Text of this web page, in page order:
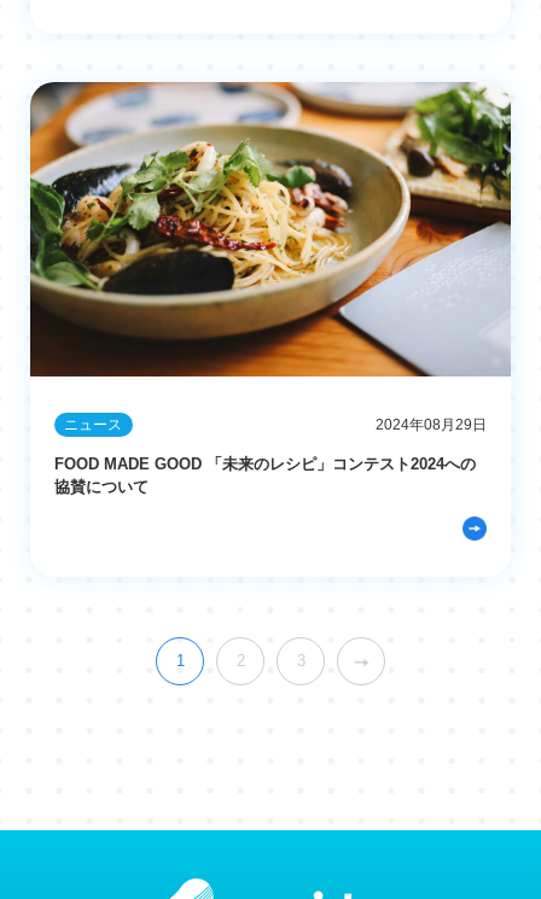
ニュース 2024年08月29日
FOOD MADE GOOD 「未来のレシピ」コンテスト2024への
協賛について
1 2 3